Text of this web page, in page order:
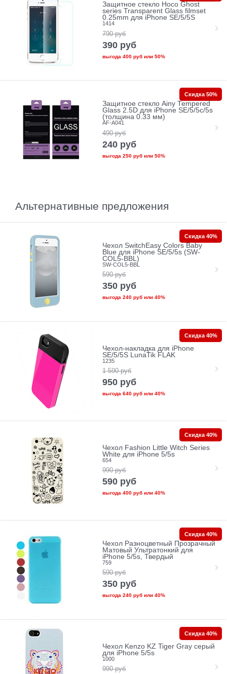
Защитное стекло Hoco Ghost
series Transparent Glass filmset
0.25mm для iPhone SE/5/5S
1414
790 руб
390 руб
выгода 400 рубили 50%
Защитное стекло Ainy Tempered
Glass 2.5D для iPhone SE/5/5c/5s
(толщина 0.33 мм)
AF-A041
490 руб
240 руб
выгода 250 рубили 50%
Скидка 50%
Альтернативные предложения
Чехол SwitchEasy Colors Baby
Blue для iPhone SE/5/5s (SW-
COL5-BBL)
SW-COL5-BBL
590 руб
350 руб
выгода 240 рубили 40%
Скидка 40%
Чехол-накладка для iPhone
SE/5/5S LunaTik FLAK
1235
1 590 руб
950 руб
выгода 640 рубили 40%
Скидка 40%
Чехол Fashion Little Witch Series
White для iPhone 5/5s
654
990 руб
590 руб
выгода 400 рубили 40%
Скидка 40%
Чехол Разноцветный Прозрачный
Матовый Ультратонкий для
iPhone 5/5s, Твердый
759
590 руб
350 руб
выгода 240 рубили 40%
Скидка 40%
Чехол Kenzo KZ Tiger Gray серый
для iPhone 5/5s
1000
990 руб
Скидка 40%